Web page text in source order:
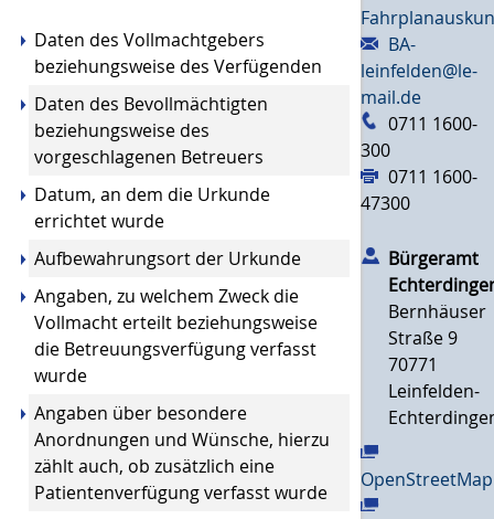
Daten des Vollmachtgebers
beziehungsweise des Verfügenden
Daten des Bevollmächtigten
beziehungsweise des
vorgeschlagenen Betreuers
Datum, an dem die Urkunde
errichtet wurde
Aufbewahrungsort der Urkunde
Angaben, zu welchem Zweck die
Vollmacht erteilt beziehungsweise
die Betreuungsverfügung verfasst
wurde
Angaben über besondere
Anordnungen und Wünsche, hierzu
zählt auch, ob zusätzlich eine
Patientenverfügung verfasst wurde
BA-
leinfelden@le-
mail.de
0711 1600-
300
0711 1600-
47300
Bürgeramt
Bernhäuser
Straße 9
70771
Leinfelden-
OpenStreetMap